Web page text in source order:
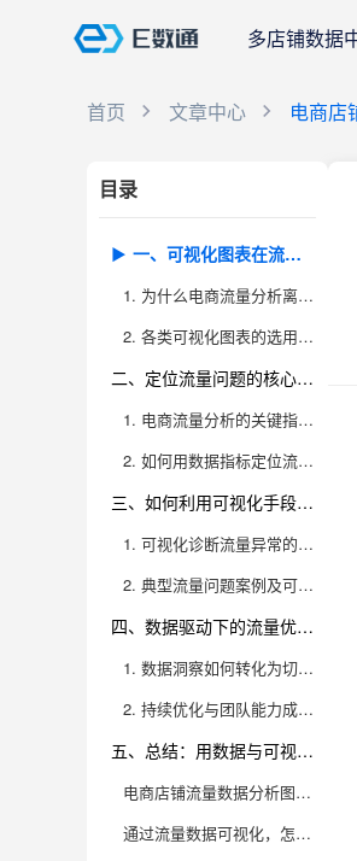
多店铺数据
首页 文章中心 电商店
目录
一、可视化图表在流量分析中的决定性作用
1. 为什么电商流量分析离不开可视化图表
2. 各类可视化图表的选用场景与最佳实践
二、定位流量问题的核心数据指标及其解读方法
1. 电商流量分析的关键指标体系全解
2. 如何用数据指标定位流量异常和业务短板
三、如何利用可视化手段高效诊断流量异常与短板
1. 可视化诊断流量异常的常见思路与实操技巧
2. 典型流量问题案例及可视化解决方案
四、数据驱动下的流量优化策略与落地实践
1. 数据洞察如何转化为切实可行的流量优化动作
2. 持续优化与团队能力成长的实战经验
五、总结：用数据与可视化赋能电商流量增长
电商店铺流量数据分析图有哪些类型？它们分别适合解决哪些流量问题？
通过流量数据可视化，怎么高效定位电商店铺流量下滑的根本原因？